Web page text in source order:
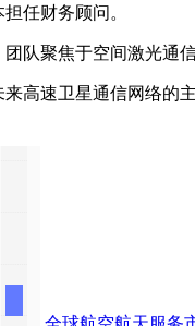
任财务顾问。
聚焦于空间激光通信
速卫星通信网络的主